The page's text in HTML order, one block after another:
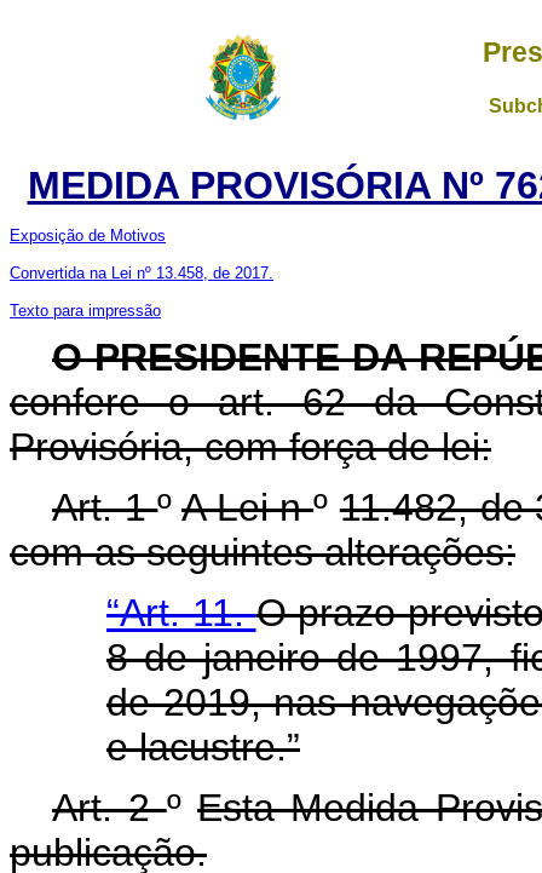
MEDIDA PROVISÓRIA Nº
Exposição de Motivos
Convertida na Lei nº 13.458, de 2017.
Texto para impressão
O PRESIDENTE DA
confere o art. 62 da
Provisória, com força de lei:
Art. 1ºA Lei nº11.482, de
com as seguintes alterações:
“Art. 11.O prazo
8 de janeiro de 1997,
de 2019, nas
e lacustre.”
Art. 2ºEsta Medida
publicação.